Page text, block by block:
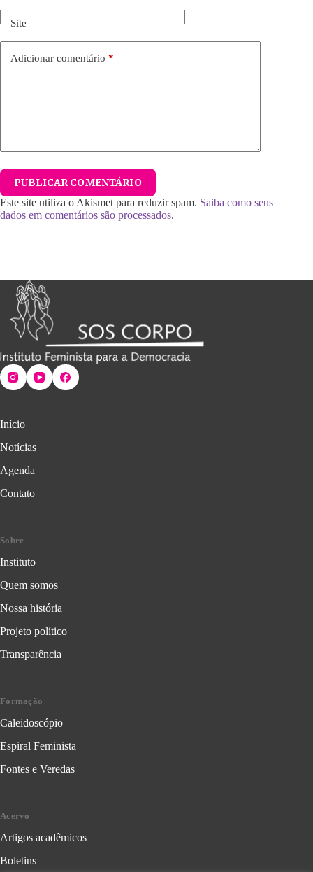
Site
Adicionar comentário *
PUBLICAR COMENTÁRIO
Este site utiliza o Akismet para reduzir spam. Saiba como seus
dados em comentários são processados.
Início
Notícias
Agenda
Contato
Sobre
Instituto
Quem somos
Nossa história
Projeto político
Transparência
Formação
Caleidoscópio
Espiral Feminista
Fontes e Veredas
Acervo
Artigos acadêmicos
Boletins